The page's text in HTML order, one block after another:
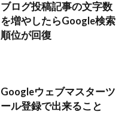
ブログ投稿記事の文字数
を増やしたらGoogle検索
順位が回復
Googleウェブマスターツ
ール登録で出来ること